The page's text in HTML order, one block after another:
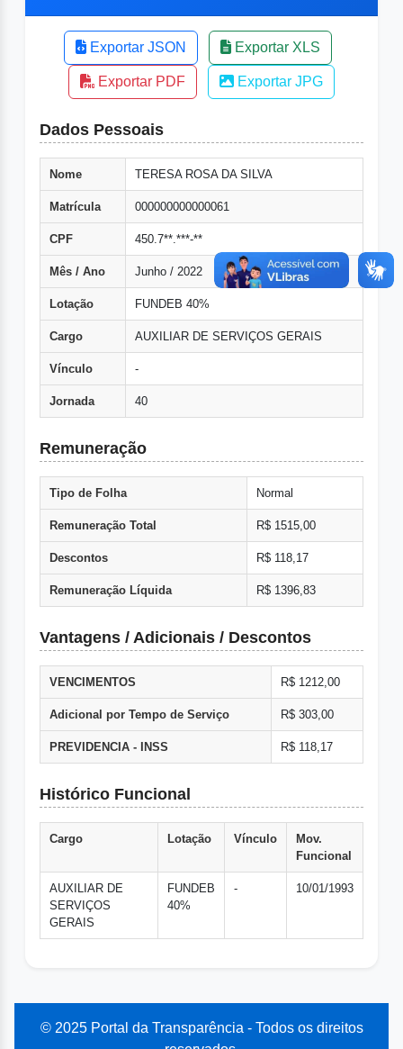
Exportar JSON Exportar XLS
Exportar PDF Exportar JPG
Dados Pessoais
Nome TERESA ROSA DA SILVA
Matrícula 000000000000061
CPF 450.7**.***-**
Mês / Ano Junho / 2022
Lotação FUNDEB 40%
Cargo AUXILIAR DE SERVIÇOS GERAIS
Vínculo -
Jornada 40
Remuneração
Tipo de Folha Normal
Remuneração Total R$ 1515,00
Descontos R$ 118,17
Remuneração Líquida R$ 1396,83
Vantagens / Adicionais / Descontos
VENCIMENTOS R$ 1212,00
Adicional por Tempo de Serviço R$ 303,00
PREVIDENCIA - INSS R$ 118,17
Histórico Funcional
Cargo Lotação Vínculo
Mov.
Funcional
AUXILIAR DE
SERVIÇOS
GERAIS
FUNDEB
40%
- 10/01/1993
© 2025 Portal da Transparência - Todos os direitos